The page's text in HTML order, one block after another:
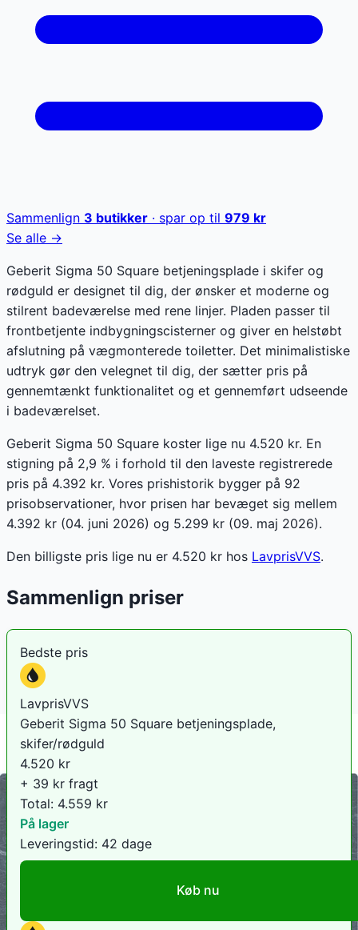
Sammenlign 3 butikker · spar op til 979 kr
Se alle →
Geberit Sigma 50 Square betjeningsplade i skifer og
rødguld er designet til dig, der ønsker et moderne og
stilrent badeværelse med rene linjer. Pladen passer til
frontbetjente indbygningscisterner og giver en helstøbt
afslutning på vægmonterede toiletter. Det minimalistiske
udtryk gør den velegnet til dig, der sætter pris på
gennemtænkt funktionalitet og et gennemført udseende
i badeværelset.
Geberit Sigma 50 Square koster lige nu 4.520 kr. En
stigning på 2,9 % i forhold til den laveste registrerede
pris på 4.392 kr. Vores prishistorik bygger på 92
prisobservationer, hvor prisen har bevæget sig mellem
4.392 kr (04. juni 2026) og 5.299 kr (09. maj 2026).
Den billigste pris lige nu er 4.520 kr hos LavprisVVS.
Sammenlign priser
Bedste pris
LavprisVVS
Geberit Sigma 50 Square betjeningsplade,
skifer/rødguld
4.520 kr
+ 39 kr fragt
Total: 4.559 kr
På lager
Leveringstid: 42 dage
Køb nu